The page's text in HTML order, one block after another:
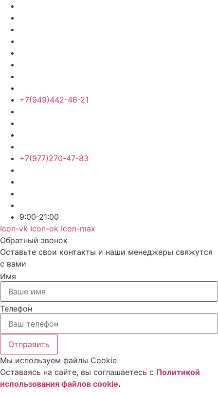
+7(949)442-46-21
+7(977)270-47-83
9:00-21:00
Icon-vk Icon-ok Icon-max
Обратный звонок
Оставьте свои контакты и наши менеджеры свяжутся
с вами
Имя
Телефон
Отправить
Мы используем файлы Cookie
Оставаясь на сайте, вы соглашаетесь c Политикой
использования файлов cookie.